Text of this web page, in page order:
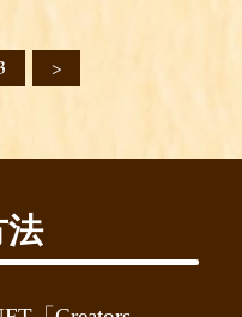
onSketchfab
>
法